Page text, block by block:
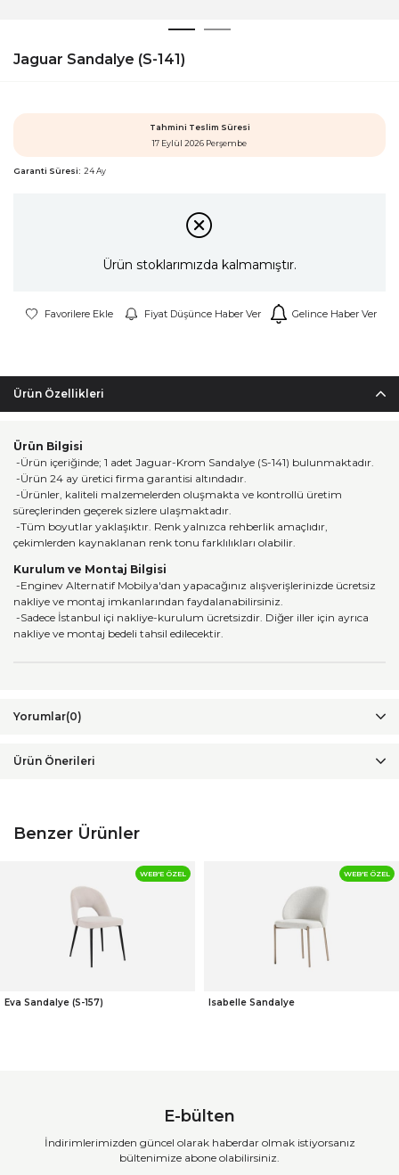
Jaguar Sandalye (S-141)
Tahmini Teslim Süresi
17 Eylül 2026 Perşembe
Garanti Süresi: 24 Ay
Ürün stoklarımızda kalmamıştır.
Favorilere Ekle Fiyat Düşünce Haber Ver Gelince Haber Ver
Ürün Özellikleri
Ürün Bilgisi
-Ürün içeriğinde; 1 adet Jaguar-Krom Sandalye (S-141) bulunmaktadır.
-Ürün 24 ay üretici firma garantisi altındadır.
-Ürünler, kaliteli malzemelerden oluşmakta ve kontrollü üretim
süreçlerinden geçerek sizlere ulaşmaktadır.
-Tüm boyutlar yaklaşıktır. Renk yalnızca rehberlik amaçlıdır,
çekimlerden kaynaklanan renk tonu farklılıkları olabilir.
Kurulum ve Montaj Bilgisi
-Enginev Alternatif Mobilya'dan yapacağınız alışverişlerinizde ücretsiz
nakliye ve montaj imkanlarından faydalanabilirsiniz.
-Sadece İstanbul içi nakliye-kurulum ücretsizdir. Diğer iller için ayrıca
nakliye ve montaj bedeli tahsil edilecektir.
Yorumlar(0)
Ürün Önerileri
Benzer Ürünler
Eva Sandalye (S-157)
WEB'E ÖZEL
Isabelle Sandalye
WEB'E ÖZEL
E-bülten
İndirimlerimizden güncel olarak haberdar olmak istiyorsanız
bültenimize abone olabilirsiniz.